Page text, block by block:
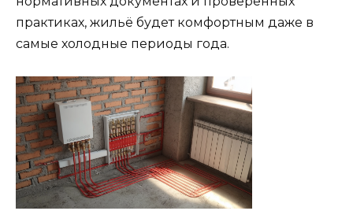
практиках, жильё будет комфортным даже в
самые холодные периоды года.